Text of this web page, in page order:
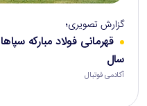
گزارش تصویری؛
سال
آکادمی فوتبال